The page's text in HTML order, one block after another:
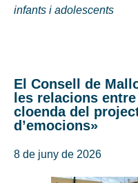
infants i adolescents
El Consell de
les relacions
cloenda del
d’emocions»
8 de juny de 2026